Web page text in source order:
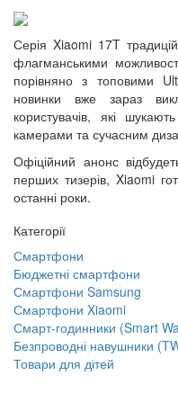
Серія Xiaomi 17T
флагманськими
порівняно з топовими
новинки вже зараз
користувачів, які
камерами та сучасним
Офіційний анонс
перших тизерів, Xiaomi
останні роки.
Категорії
Смартфони
Бюджетні смартфони
Смартфони Samsung
Смартфони Xiaomi
Смарт-годинники (Smart
Безпроводні навушники
Товари для дітей